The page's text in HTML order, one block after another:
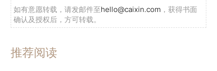
如有意愿转载，请发邮件至hello@caixin.com ，获得书面
确认及授权后，方可转载。
推荐阅读